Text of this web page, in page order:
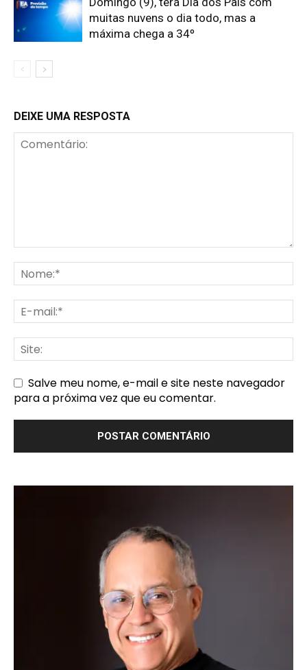
muitas nuvens o dia todo, mas a
máxima chega a 34º
DEIXE UMA RESPOSTA
Salve meu nome, e-mail e site neste navegador
para a próxima vez que eu comentar.